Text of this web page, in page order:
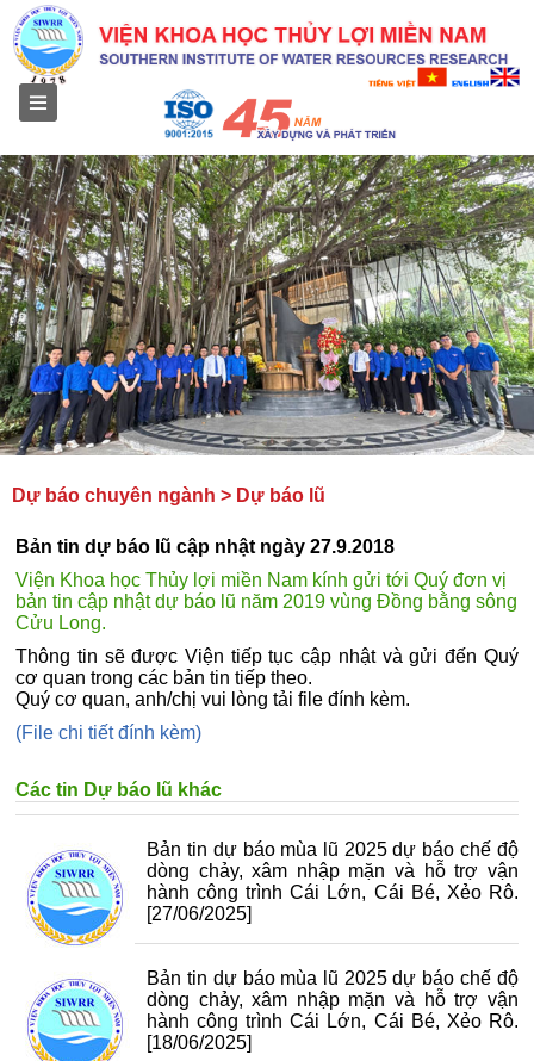
Dự báo chuyên ngành > Dự báo lũ
Bản tin dự báo lũ cập nhật ngày 27.9.2018
Viện Khoa học Thủy lợi miền Nam kính gửi tới Quý đơn vị
bản tin cập nhật dự báo lũ năm 2019 vùng Đồng bằng sông
Cửu Long.
Thông tin sẽ được Viện tiếp tục cập nhật và gửi đến Quý
cơ quan trong các bản tin tiếp theo.
Quý cơ quan, anh/chị vui lòng tải file đính kèm.
(File chi tiết đính kèm)
Các tin Dự báo lũ khác
Bản tin dự báo mùa lũ 2025 dự báo chế độ
dòng chảy, xâm nhập mặn và hỗ trợ vận
hành công trình Cái Lớn, Cái Bé, Xẻo Rô.
[27/06/2025]
Bản tin dự báo mùa lũ 2025 dự báo chế độ
dòng chảy, xâm nhập mặn và hỗ trợ vận
hành công trình Cái Lớn, Cái Bé, Xẻo Rô.
[18/06/2025]